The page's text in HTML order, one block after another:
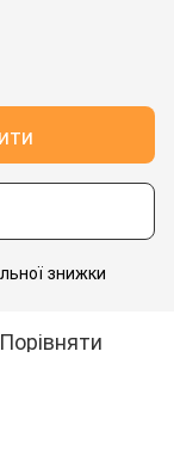
знижки
Порівняти